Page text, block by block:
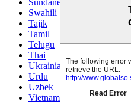
Swahili
Tajik
Tamil
Telugu
Thai
Ukrainian
Urdu
Uzbek
Vietnamese